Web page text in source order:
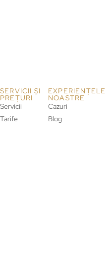
SERVICII ȘI
PREȚURI
Servicii
Tarife
EXPERIENȚELE
NOASTRE
Cazuri
Blog